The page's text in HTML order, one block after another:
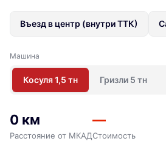
Въезд в центр (внутри ТТК)
Машина
Косуля 1,5 тн Гризли 5 тн
0 км
Расстояние от МКАД
—
Стоимость